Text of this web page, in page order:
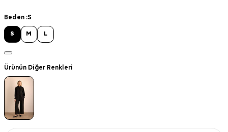
Beden :S
S M L
Ürünün Diğer Renkleri